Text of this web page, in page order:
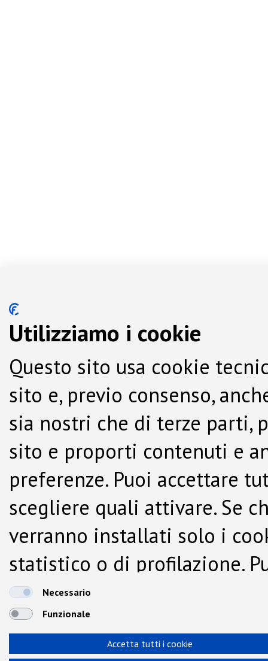
Utilizziamo i cookie
Questo sito usa cookie
sito e, previo consenso,
sia nostri che di terze parti,
sito e proporti contenuti e
preferenze. Puoi accettare
scegliere quali attivare. Se
verranno installati solo i
statistico o di profilazione.
dalla Cookie Policy.
Necessario
Funzionale
Accetta tutti i cookie